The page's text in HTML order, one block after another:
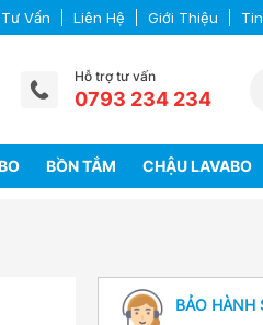
Vấn Liên Hệ Giới Thiệu
Hỗ trợ tư vấn
0793 234 234
BỒN TẮM CHẬU LAVABO
BẢO HÀNH